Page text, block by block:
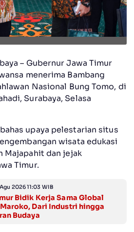
– Gubernur Jawa Timur
menerima Bambang
Nasional Bung Tomo, di
Surabaya, Selasa
upaya pelestarian situs
wisata edukasi
Majapahit dan jejak
Timur.
2026 11:03 WIB
Bidik Kerja Sama Global
Dari Industri hingga
Budaya